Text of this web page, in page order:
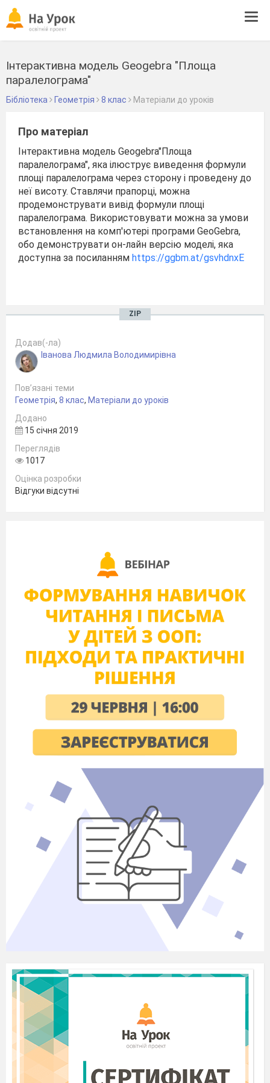
Інтерактивна модель Geogebra "Площа
паралелограма"
Бібліотека Геометрія 8 клас Матеріали до уроків
Про матеріал
Інтерактивна модель Geogebra"Площа
паралелограма", яка ілюструє виведення формули
площі паралелограма через сторону і проведену до
неї висоту. Ставлячи прапорці, можна
продемонструвати вивід формули площі
паралелограма. Використовувати можна за умови
встановлення на комп'ютері програми GeoGebra,
обо демонструвати он-лайн версію моделі, яка
доступна за посиланням https://ggbm.at/gsvhdnxE
ZIP
Додав(-ла)
Іванова Людмила Володимирівна
Пов’язані теми
Геометрія, 8 клас, Матеріали до уроків
Додано
15 січня 2019
Переглядів
1017
Оцінка розробки
Відгуки відсутні